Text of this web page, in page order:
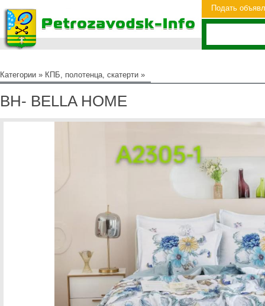
Подать
Категории » КПБ, полотенца, скатерти »
BH- BELLA HOME